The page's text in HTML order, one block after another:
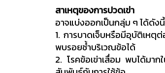
สาเหตุของการปวดเข่า
อาจแบ่งออกเป็นกลุ่ม ๆ ได้ดังนี้
1. การบาดเจ็บหรือมีอุบัติเหตุ
พบรอยช้ำบริเวณข้อได้
2. โรคข้อเข่าเสื่อม พบได้มา